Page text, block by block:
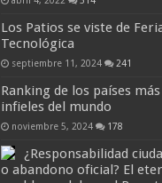
Los Patios se viste de
Tecnológica
septiembre 11, 2024 241
Ranking de los países más
infieles del mundo
noviembre 5, 2024 178
¿Responsabilidad
o abandono oficial? El